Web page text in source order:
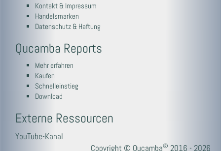
Kontakt & Impressum
Handelsmarken
Datenschutz & Haftung
Qucamba Reports
Mehr erfahren
Kaufen
Schnelleinstieg
Download
Externe Ressourcen
YouTube-Kanal
Copyright © Qucamba® 2016 - 2026